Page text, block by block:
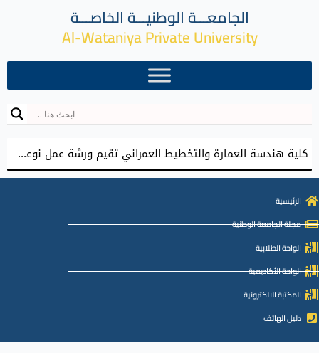
الجامعـــة الوطنيـــة الخاصـــة
Al-Wataniya Private University
كلية هندسة العمارة والتخطيط العمراني تقيم ورشة عمل نوعية نحو إعداد مشاريع تخرج معمارية مميزة
الرئيسية
مجلة الجامعة الوطنية
الواحة الطلابية
الواحة الأكاديمية
المكتبة الالكترونية
دليل الهاتف